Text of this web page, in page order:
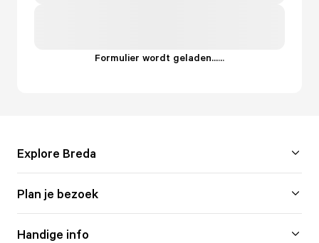
Formulier wordt geladen......
Explore Breda
Plan je bezoek
Handige info